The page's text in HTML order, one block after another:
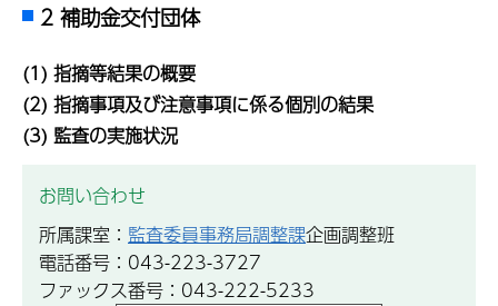
2 補助金交付団体
(1) 指摘等結果の概要
(2) 指摘事項及び注意事項に係る個別の結果
(3) 監査の実施状況
お問い合わせ
所属課室： 監査委員事務局調整課企画調整班
電話番号：043-223-3727
ファックス番号：043-222-5233